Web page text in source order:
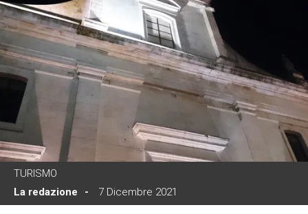
TURISMO
La redazione
7 Dicembre 2021